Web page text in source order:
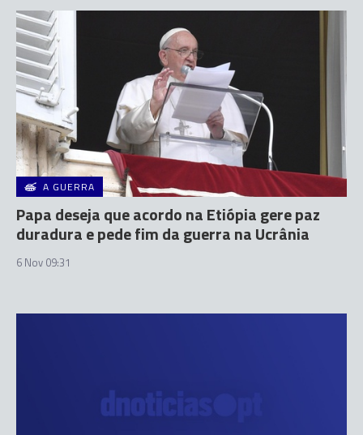
A GUERRA
Papa deseja que acordo na Etiópia gere paz
duradura e pede fim da guerra na Ucrânia
6 Nov 09:31